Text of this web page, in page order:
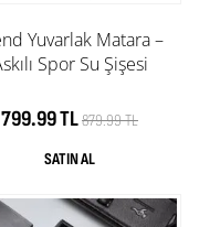
tavsiye ediyoruz.
Yuvarlak Matara –
Spor Su Şişesi
799.99 TL879.99 TL